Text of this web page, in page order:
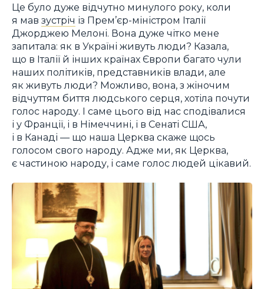
Це було дуже відчутно минулого року, коли
я мав зустріч із Прем’єр-міністром Італії
Джорджею Мелоні. Вона дуже чітко мене
запитала: як в Україні живуть люди? Казала,
що в Італії й інших країнах Європи багато чули
наших політиків, представників влади, але
як живуть люди? Можливо, вона, з жіночим
відчуттям биття людського серця, хотіла почути
голос народу. І саме цього від нас сподівалися
і у Франції, і в Німеччині, і в Сенаті США,
і в Канаді — що наша Церква скаже щось
голосом свого народу. Адже ми, як Церква,
є частиною народу, і саме голос людей цікавий.